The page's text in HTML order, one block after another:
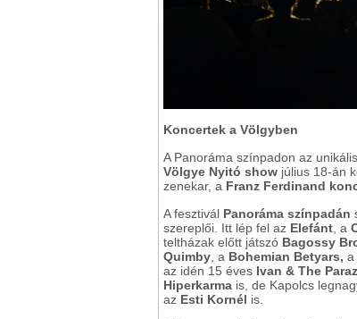
Koncertek a Völgyben
A Panoráma színpadon az
Völgye Nyitó show július 18-án
zenekar, a Franz Ferdinand
A fesztivál Panoráma színpadán
szereplői. Itt lép fel az Elefánt, a
teltházak előtt játszó Bagossy
Quimby, a Bohemian Betyars, a
az idén 15 éves Ivan & The
Hiperkarma is, de Kapolcs
az Esti Kornél is.